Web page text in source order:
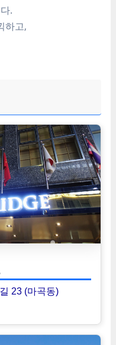
.
하고,
23 (마곡동)